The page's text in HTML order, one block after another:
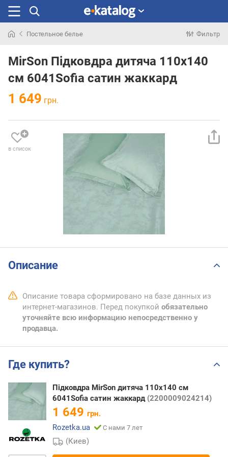
раньше
Постельное белье Фильтр
MirSon Підковдра дитяча 110x140
см 6041Sofia сатин жаккард
1 649 грн.
в список
Описание
Описание товара сформировано на базе данных из
интернет-магазинов. Перед покупкой обязательно
уточняйте всю информацию непосредственно у
продавца.
Где купить?
Підковдра MirSon дитяча 110x140 см
6041Sofia сатин жаккард (2200009024214)
1 649 грн.
Rozetka.ua
С нами 7 лет
(Киев)